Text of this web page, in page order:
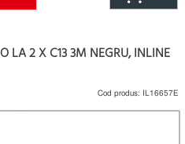
LA 2 X C13 3M NEGRU, INLINE
Cod produs: IL16657E